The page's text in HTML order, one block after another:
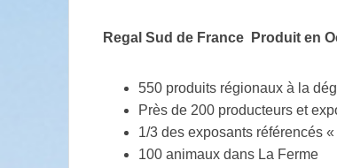
Regal Sud de France Produit en
550 produits régionaux à la
Près de 200 producteurs et
1/3 des exposants référencés
100 animaux dans La Ferme